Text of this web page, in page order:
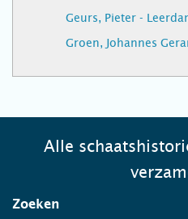
Geurs, Pieter -
Groen, Johannes
Alle
Zoeken